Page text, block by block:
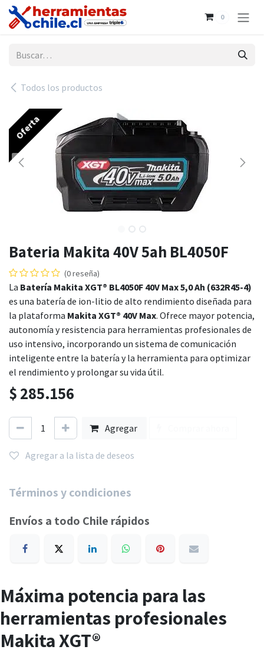
Ir al contenido
0
Todos los productos
Oferta
Bateria Makita 40V 5ah BL4050F
(0 reseña)
La Batería Makita XGT® BL4050F 40V Max 5,0 Ah (632R45-4)
es una batería de ion-litio de alto rendimiento diseñada para
la plataforma Makita XGT® 40V Max. Ofrece mayor potencia,
autonomía y resistencia para herramientas profesionales de
uso intensivo, incorporando un sistema de comunicación
inteligente entre la batería y la herramienta para optimizar
el rendimiento y prolongar su vida útil.
$285.156
Agregar
Agregar a la lista de deseos
Términos y condiciones
Envíos a todo Chile rápidos
Máxima potencia para las
herramientas profesionales
Makita XGT®